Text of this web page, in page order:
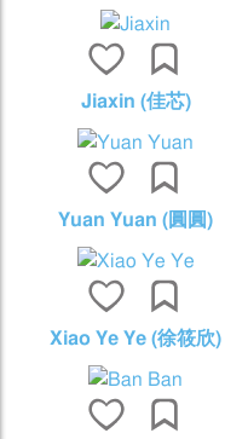
Jiaxin (佳芯)
Yuan Yuan (圓圓)
Xiao Ye Ye (徐筱欣)